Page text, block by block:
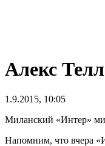
Алекс
1.9.2015, 10:05
Миланский «Интер»
Напомним, что вчера